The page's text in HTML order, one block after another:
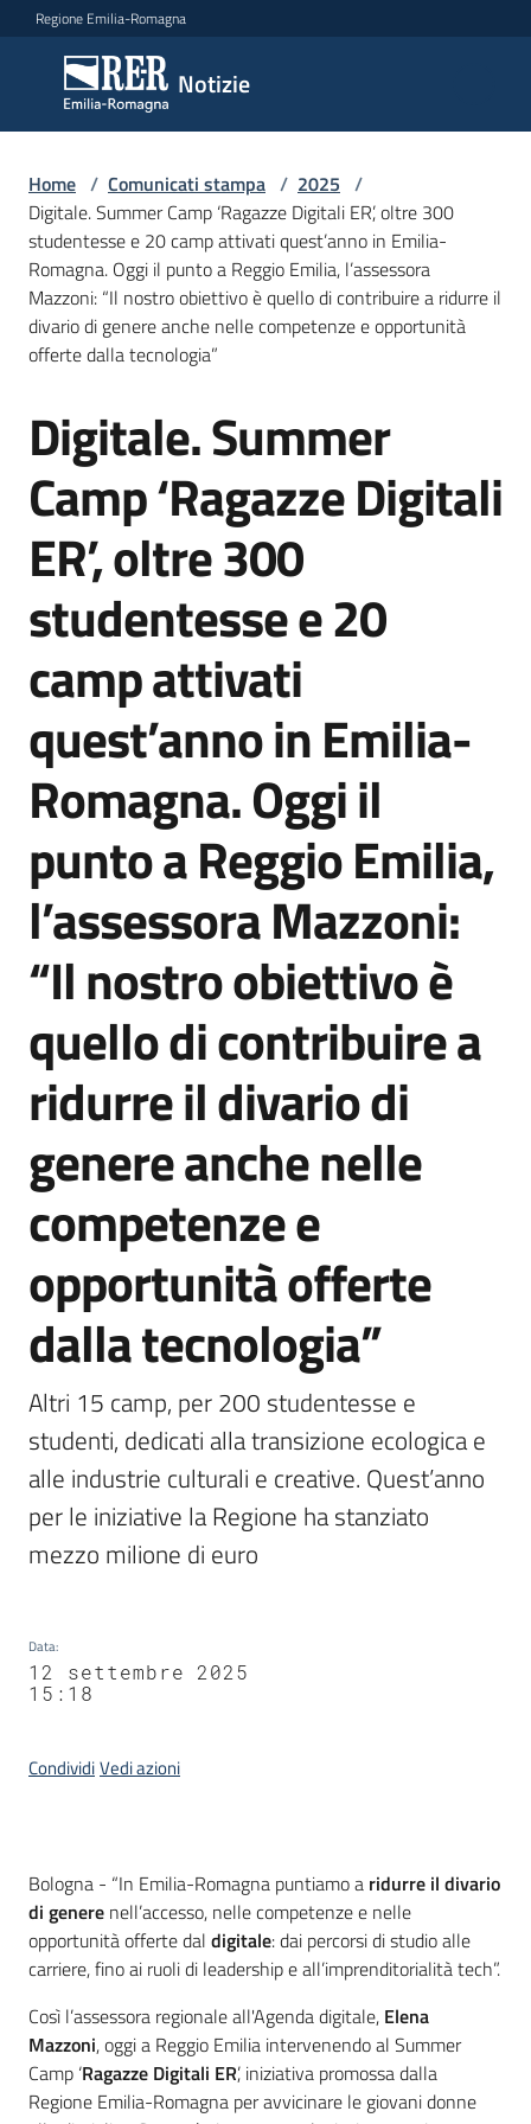
Vai al contenuto
Vai alla navigazione
Vai al footer
Regione Emilia-Romagna
Notizie
Notizie
Comunicati
stampa
Menu selezionato
Cerca
un
comunicato
Agenzia
di
informazione
e
Seguici
su
Home / Comunicati stampa / 2025 /
Digitale. Summer Camp ‘Ragazze Digitali ER’, oltre 300
studentesse e 20 camp attivati quest’anno in Emilia-
Romagna. Oggi il punto a Reggio Emilia, l’assessora
Mazzoni: “Il nostro obiettivo è quello di contribuire a ridurre il
divario di genere anche nelle competenze e opportunità
offerte dalla tecnologia”
Salta al contenuto
Digitale. Summer
Camp ‘Ragazze Digitali
ER’, oltre 300
studentesse e 20
camp attivati
quest’anno in Emilia-
Romagna. Oggi il
punto a Reggio Emilia,
l’assessora Mazzoni:
“Il nostro obiettivo è
quello di contribuire a
ridurre il divario di
genere anche nelle
competenze e
opportunità offerte
dalla tecnologia”
Altri 15 camp, per 200 studentesse e
studenti, dedicati alla transizione ecologica e
alle industrie culturali e creative. Quest’anno
per le iniziative la Regione ha stanziato
mezzo milione di euro
Data:
12 settembre 2025
15:18
CondividiVedi azioni
Contenuto
Bologna - “In Emilia-Romagna puntiamo a ridurre il divario
di genere nell’accesso, nelle competenze e nelle
opportunità offerte dal digitale: dai percorsi di studio alle
carriere, fino ai ruoli di leadership e all’imprenditorialità tech”.
Così l’assessora regionale all'Agenda digitale, Elena
Mazzoni, oggi a Reggio Emilia intervenendo al Summer
Camp ‘Ragazze Digitali ER’, iniziativa promossa dalla
Regione Emilia-Romagna per avvicinare le giovani donne